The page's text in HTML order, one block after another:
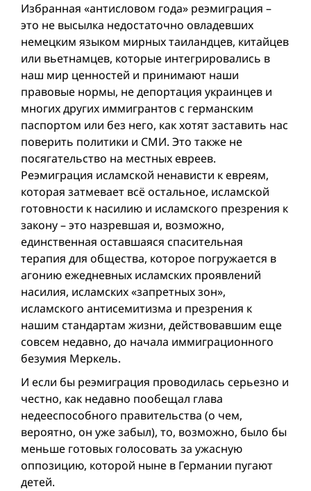
Избранная «антисловом года» реэмиграция –
это не высылка недостаточно овладевших
немецким языком мирных таиландцев, китайцев
или вьетнамцев, которые интегрировались в
наш мир ценностей и принимают наши
правовые нормы, не депортация украинцев и
многих других иммигрантов с германским
паспортом или без него, как хотят заставить нас
поверить политики и СМИ. Это также не
посягательство на местных евреев.
Реэмиграция исламской ненависти к евреям,
которая затмевает всё остальное, исламской
готовности к насилию и исламского презрения к
закону – это назревшая и, возможно,
единственная оставшаяся спасительная
терапия для общества, которое погружается в
агонию ежедневных исламских проявлений
насилия, исламских «запретных зон»,
исламского антисемитизма и презрения к
нашим стандартам жизни, действовавшим еще
совсем недавно, до начала иммиграционного
безумия Меркель.
И если бы реэмиграция проводилась серьезно и
честно, как недавно пообещал глава
недееспособного правительства (о чем,
вероятно, он уже забыл), то, возможно, было бы
меньше готовых голосовать за ужасную
оппозицию, которой ныне в Германии пугают
детей.